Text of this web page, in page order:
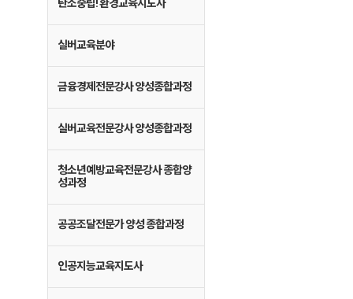
탄소중립! 환경교육지도사
실버교육분야
금융경제전문강사 양성종합과정
실버교육전문강사 양성종합과정
청소년예방교육전문강사 종합양
성과정
공공조달전문가 양성 종합과정
인공지능교육지도사